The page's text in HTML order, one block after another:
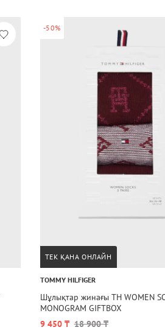
-50%
ТЕК ҚАНА ОНЛАЙН
TOMMY HILFIGER
Шұлықтар жинағы TH WOMEN
MONOGRAM GIFTBOX
9 450 ₸ 18 900 ₸